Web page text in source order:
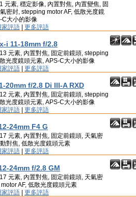
元素, 穩定影像, 內置對焦, 內置變焦, 固
密封, stepping motor AF, 低散光度鏡
C大小的影像
家評語 更多評語
i 11-18mm f/2.8
元素, 內置對焦, 固定前鏡頭, stepping
光度鏡頭元素, APS-C大小的影像
家評語 更多評語
20mm f/2.8 Di III-A RXD
元素, 內置對焦, 固定前鏡頭, stepping
光度鏡頭元素, APS-C大小的影像
家評語 更多評語
24mm F4 G
元素, 內置對焦, 固定前鏡頭, 天氣密
對焦, 低散光度鏡頭元素
家評語 更多評語
24mm f/2.8 GM
元素, 內置對焦, 固定前鏡頭, 天氣密
AF, 低散光度鏡頭元素
家評語 更多評語